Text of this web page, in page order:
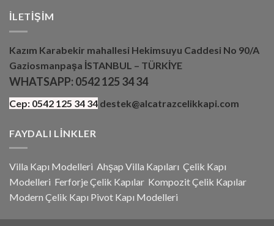
İLETIŞIM
Kazım Karabekir mahallesi Hekimsuyu Caddesi No 90/A
Gaziosmanpaşa İSTANBUL – TÜRKİYE
WHATSAPP: 0542 125 34 34
Cep: 0542 125 34 34 destek@alcatrazcelikkapi.com
FAYDALI LINKLER
Villa Kapı Modelleri Ahşap Villa Kapıları Çelik Kapı
Modelleri Ferforje Çelik Kapılar Kompozit Çelik Kapılar
Modern Çelik Kapı Pivot Kapı Modelleri